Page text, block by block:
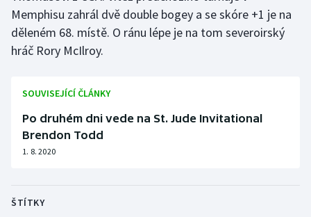
Short track
Sportovní střelba
Stolní tenis
Triatlon
Memphisu zahrál dvě double bogey a se skóre +1 je na
děleném 68. místě. O ránu lépe je na tom severoirský
hráč Rory McIlroy.
SOUVISEJÍCÍ ČLÁNKY
Po druhém dni vede na St. Jude Invitational
Brendon Todd
1. 8. 2020
ŠTÍTKY